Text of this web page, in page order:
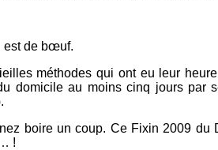
est de bœuf.
méthodes qui ont eu leur
domicile au moins cinq jours
boire un coup. Ce Fixin 2009
!